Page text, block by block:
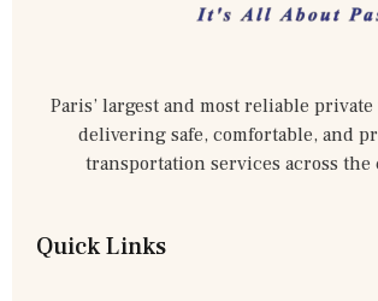
Paris’ largest and most reliable
delivering safe, comfortable, and
transportation services across the
Quick Links